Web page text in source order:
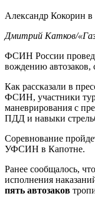
Александр Кокорин в
Дмитрий Катков/
ФСИН России
вождению автозаков,
Как рассказали в
ФСИН, участники
маневрирования с
ПДД и навыки
Соревнование
УФСИН в Капотне.
Ранее сообщалось,
исполнения
пять автозаков